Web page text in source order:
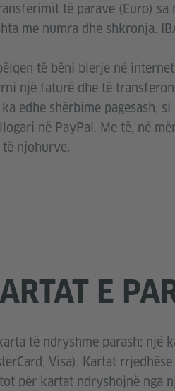
të parave (Euro) sa
me numra dhe shkronja.
të bëni blerje në
një faturë dhe të
edhe shërbime pagesash,
në PayPal. Me të, në
të njohurve.
E
të ndryshme parash: një
Visa). Kartat
për kartat ndryshojnë nga